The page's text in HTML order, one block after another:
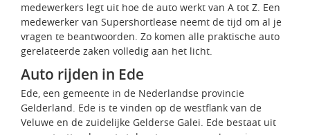
medewerkers legt uit hoe de auto werkt van A tot Z. Een
medewerker van Supershortlease neemt de tijd om al je
vragen te beantwoorden. Zo komen alle praktische auto
gerelateerde zaken volledig aan het licht.
Auto rijden in Ede
Ede, een gemeente in de Nederlandse provincie
Gelderland. Ede is te vinden op de westflank van de
Veluwe en de zuidelijke Gelderse Galei. Ede bestaat uit